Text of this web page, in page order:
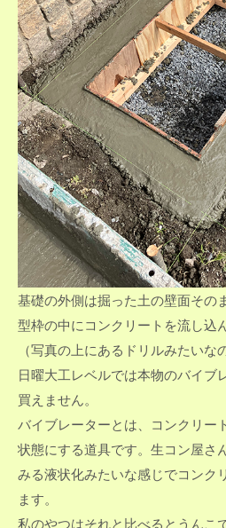
基礎の外側は掘った土の壁面その
型枠の中にコンクリートを流し込
（写真の上にあるドリルみたいな
日曜大工レベルでは本物のバイブ
買えません。
バイブレーターとは、コンクリー
状態にする道具です。生コン屋さ
みる液状化みたいな感じでコンク
ます。
私のやつはそれと比べるとうんこで